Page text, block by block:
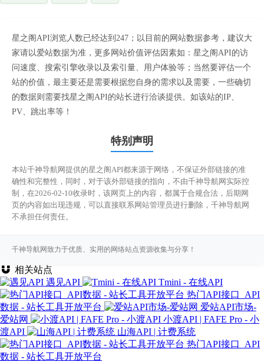
星之阁API浏览人数已经达到247；以目前的网站数据参考，建议大
家请以爱站数据为准，更多网站价值评估因素如：星之阁API的访
问速度、搜索引擎收录以及索引量、用户体验等；当然要评估一个
站的价值，最主要还是需要根据您自身的需求以及需要，一些确切
的数据则需要找星之阁API的站长进行洽谈提供。如该站的IP、
PV、跳出率等！
特别声明
本站千神导航网提供的星之阁API都来源于网络，不保证外部链接的准
确性和完整性，同时，对于该外部链接的指向，不由千神导航网实际控
制，在2026-02-10收录时，该网页上的内容，都属于合规合法，后期网
页的内容如出现违规，可以直接联系网站管理员进行删除，千神导航网
不承担任何责任。
千神导航网致力于优质、实用的网络站点资源收集与分享！
相关站点
遇见API
Tmini - 在线API
热门API接口_API
数据 - 站长工具开放平台
爱站API市场-
爱站网
小渡API | FAFE Pro - 小
渡API
山海API | 计费系统
热门API接口_API
数据 - 站长工具开放平台